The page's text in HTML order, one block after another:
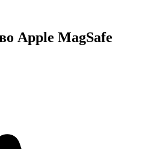
Apple MagSafe